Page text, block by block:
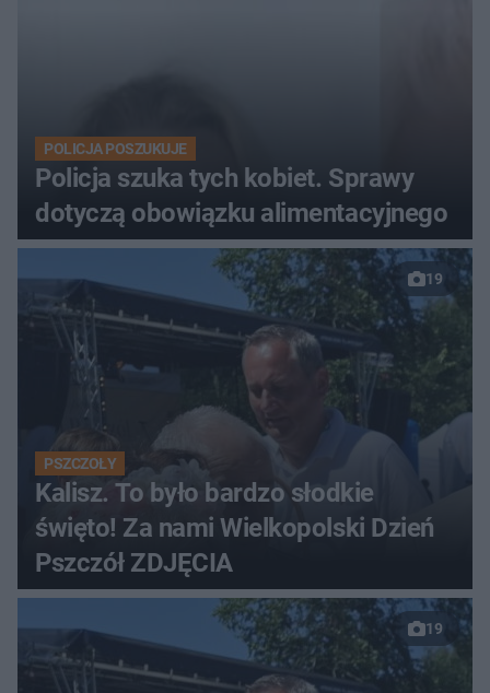
POLICJA POSZUKUJE
Policja szuka tych kobiet. Sprawy
dotyczą obowiązku alimentacyjnego
19
PSZCZOŁY
Kalisz. To było bardzo słodkie
święto! Za nami Wielkopolski Dzień
Pszczół ZDJĘCIA
19